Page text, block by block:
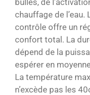
bulles, de
chauffage de l’eau.
contrôle offre un
confort total. La
dépend de la
espérer en
La température
n’excède pas les